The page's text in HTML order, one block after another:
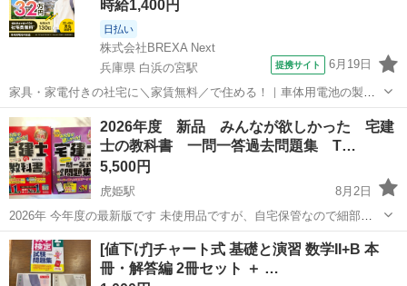
時給1,400円
日払い
株式会社BREXA Next
兵庫県 白浜の宮駅
提携サイト 6月19日
家具・家電付きの社宅に＼家賃無料／で住める！｜車体用電池の製造
｜未経験から月収例32万円♪｜さらに【年間休日130日】！ 人気の工場
のお仕事 ◇車体用電池の製造◇ 機械の操作、部品のセッティング、検
査、清掃業務など。 ...
兵庫 姫路市 白浜の宮駅 その他
2026年度 新品 みんなが欲しかった 宅建
士の教科書 一問一答過去問題集 T…
5,500円
虎姫駅
8月2日
2026年 今年度の最新版です 未使用品ですが、自宅保管なので細部気
になる方はお控ええさください 2冊セット
滋賀 長浜市 虎姫駅 参考書
[値下げ]チャート式 基礎と演習 数学II+B 本
冊・解答編 2冊セット ＋ …